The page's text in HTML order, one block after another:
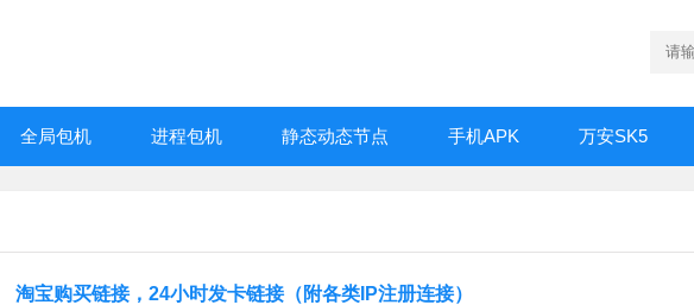
全局包机 进程包机 静态动态节点 手机APK 万安SK5
淘宝购买链接，24小时发卡链接（附各类IP注册连接）